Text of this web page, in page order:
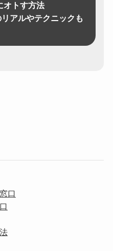
オトす方法
アルやテクニックも
口